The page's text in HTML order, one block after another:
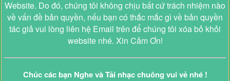
Website. Do đó, chúng tôi không chịu bất cứ trách nhiệm nào
về vấn đề bản quyền, nếu bạn có thắc mắc gì về bản quyền
tác giả vui lòng liên hệ Email trên để chúng tôi xóa bỏ khỏi
website nhé. Xin Cảm Ơn!
Chúc các bạn Nghe và Tải nhạc chuông vui vẻ nhé !